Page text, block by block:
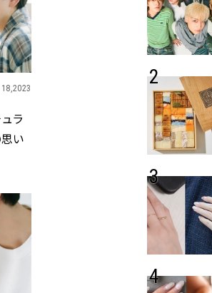
ラ
い
結婚式に黒ドレスはアリ？お呼
ばれで失敗しないコーデ＆マナ
ーを解説 | CLASSY.[クラッシィ]
ング22選｜20〜30代カップルの
ィ]
【一生ものジュエリー】1つでも
「トゥギャザー」シリーズに注
目 | CLASSY.[クラッシィ]